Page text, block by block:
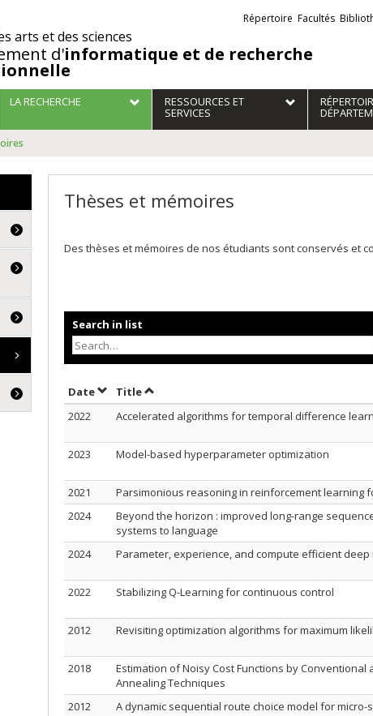
arts et des sciences
d'informatique et de recherche
Liens
externes
Répertoire Facultés
LA RECHERCHE RESSOURCES ET
SERVICES
Thèses et mémoires
Des thèses et mémoires de nos étudiants sont conservés et
Search in list
DateSort by date in ascending order
TitleSort by title in ascending order
2022
Accelerated algorithms for temporal difference
2023 Model-based hyperparameter optimization
2021 Parsimonious reasoning in reinforcement learning
2024
Beyond the horizon : improved long-range
systems to language
2024 Parameter, experience, and compute efficient
2022
Stabilizing Q-Learning for continuous control
2012
Revisiting optimization algorithms for maximum
2018
Estimation of Noisy Cost Functions by Conventional
Annealing Techniques
2012 A dynamic sequential route choice model for micro-